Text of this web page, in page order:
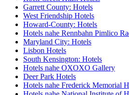
Garrett County: Hotels
West Friendship Hotels
Howard-County: Hotels
Hotels nahe Rennbahn Pimlico
Maryland City: Hotels
Lisbon Hotels
South Kensington: Hotels
Hotels nahe OXOXO Gallery
Deer Park Hotels
Hotels nahe Frederick Memorial